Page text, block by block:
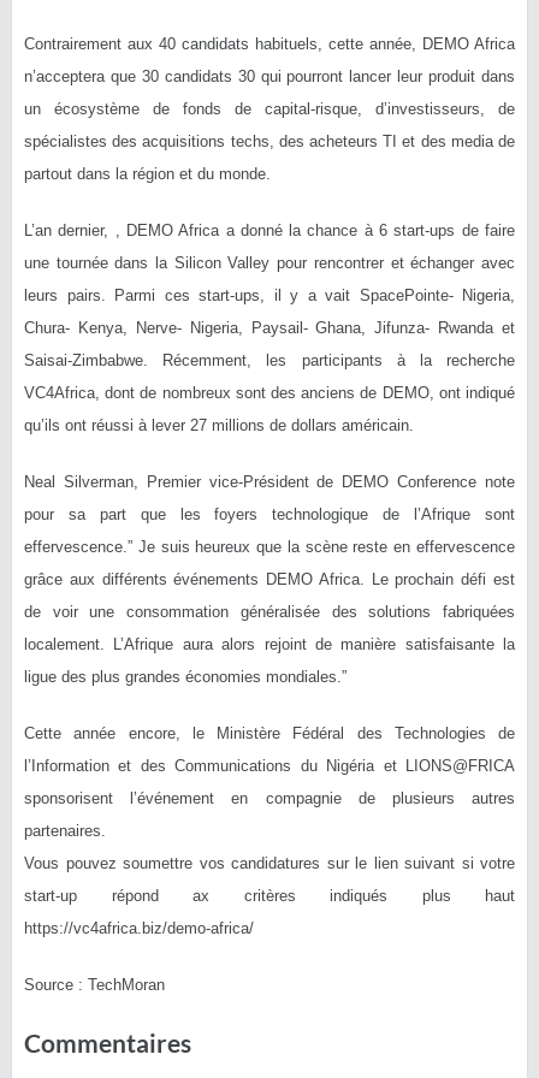
Contrairement aux 40 candidats habituels, cette année, DEMO Africa
n’acceptera que 30 candidats 30 qui pourront lancer leur produit dans
un écosystème de fonds de capital-risque, d’investisseurs, de
spécialistes des acquisitions techs, des acheteurs TI et des media de
partout dans la région et du monde.
L’an dernier, , DEMO Africa a donné la chance à 6 start-ups de faire
une tournée dans la Silicon Valley pour rencontrer et échanger avec
leurs pairs. Parmi ces start-ups, il y a vait SpacePointe- Nigeria,
Chura- Kenya, Nerve- Nigeria, Paysail- Ghana, Jifunza- Rwanda et
Saisai-Zimbabwe. Récemment, les participants à la recherche
VC4Africa, dont de nombreux sont des anciens de DEMO, ont indiqué
qu’ils ont réussi à lever 27 millions de dollars américain.
Neal Silverman, Premier vice-Président de DEMO Conference note
pour sa part que les foyers technologique de l’Afrique sont
effervescence.” Je suis heureux que la scène reste en effervescence
grâce aux différents événements DEMO Africa. Le prochain défi est
de voir une consommation généralisée des solutions fabriquées
localement. L’Afrique aura alors rejoint de manière satisfaisante la
ligue des plus grandes économies mondiales.”
Cette année encore, le Ministère Fédéral des Technologies de
l’Information et des Communications du Nigéria et LIONS@FRICA
sponsorisent l’événement en compagnie de plusieurs autres
partenaires.
Vous pouvez soumettre vos candidatures sur le lien suivant si votre
start-up répond ax critères indiqués plus haut
https://vc4africa.biz/demo-africa/
Source : TechMoran
Commentaires